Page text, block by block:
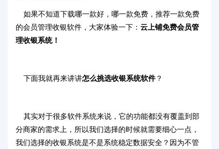
如果不知道下载哪一款好，哪一款免费，推荐一款免费
的会员管理收银软件，大家体验一下： 云上铺免费会员管
理收银系统！
下面我就再来讲讲怎么挑选收银系统软件？
其实对于很多软件系统来说，它的功能都没有覆盖到部
分商家的需求上，所以我们选择的时候就需要细心一点，
我们选择的收银系统是不是系统稳定数据安全？因为不管